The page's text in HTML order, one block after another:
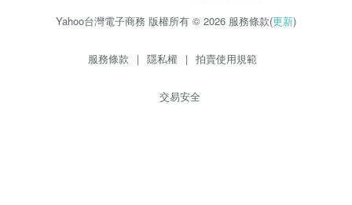
Yahoo台灣電子商務 版權所有 © 2026 服務條款(更新)
服務條款 | 隱私權 | 拍賣使用規範
交易安全